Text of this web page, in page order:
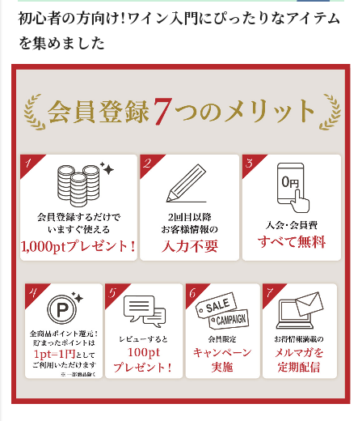
初心者の方向け！ワイン入門にぴったりなアイテム
を集めました